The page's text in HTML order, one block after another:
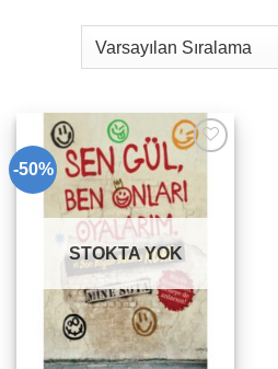
-50%
Add to
wishlist
STOKTA YOK